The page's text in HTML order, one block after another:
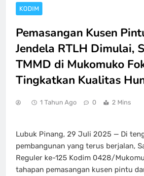
KODIM
Pemasangan Kusen
Jendela RTLH Dimulai,
TMMD di Mukomuko
Tingkatkan Kualitas
1 Tahun Ago 0 2 Mins
Lubuk Pinang, 29 Juli 2025 — Di
pembangunan yang terus berjalan,
Reguler ke-125 Kodim 0428/
tahapan pemasangan kusen pintu